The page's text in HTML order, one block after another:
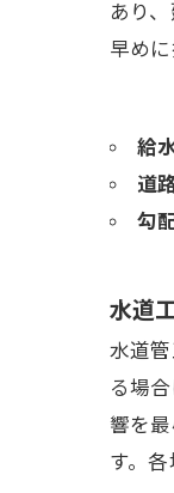
あり
早め
給
道
勾
水道
水道
る場
響を
す。